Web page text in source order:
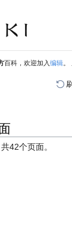
百科，欢迎加入编辑
刷
42个页面。